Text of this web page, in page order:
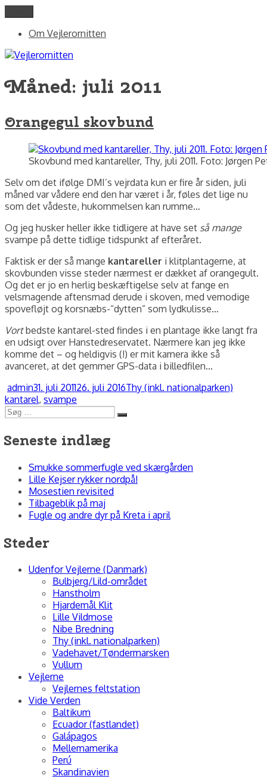
indhold
Vejlerornitten
fotos og skriblerier af Jørgen Peter Kjeldsen/ornit.dk
Om Vejlerornitten
Måned: juli 2011
Orangegul skovbund
Skovbund med kantareller, Thy, juli 2011. Foto: Jørgen
Selv om det ifølge DMI’s vejrdata kun er fire år siden, juli
måned var vådere end den har været i år, føles det lige nu
som det vådeste, hukommelsen kan rumme…
Og jeg husker heller ikke tidligere at have set så mange
svampe på dette tidlige tidspunkt af efteråret.
Faktisk er der så mange kantareller i klitplantagerne, at
skovbunden visse steder nærmest er dækket af orangegult.
Og det er jo en herlig beskæftigelse selv at fange en
velsmagende aftensmad derude i skoven, med vemodige
spovefløjt og korsnæbs-“dytten” som lydkulisse…
Vortbedste kantarel-sted findes i en plantage ikke langt fra
en udsigt over Hanstedreservatet. Nærmere kan jeg ikke
komme det – og heldigvis (!) er mit kamera ikke så
avanceret, at det gemmer GPS-data i billedfilen…
Forfatter
adminUdgivet
31. juli 201126. juli 2016Kategorier
Thy (inkl. nationalparken)
kantarel, svampe
Søg
efter:
Søg
Seneste indlæg
Smukke sommerfugle ved skærgården
Lille Kejser rykker nordpå!
Mosestien revisited
Tilbageblik på maj
Fugle og andre dyr på Kreta i april
Steder
Udenfor Vejlerne (Danmark)
Bulbjerg/Lild-området
Hanstholm
Hjardemål Klit
Lille Vildmose
Nibe Bredning
Thy (inkl. nationalparken)
Vadehavet/Tøndermarsken
Vullum
Vejlerne
Vejlernes feltstation
Vide Verden
Baltikum
Ecuador (fastlandet)
Galápagos
Mellemamerika
Perú
Skandinavien